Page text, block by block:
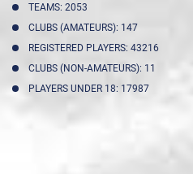
TEAMS: 2053
CLUBS (AMATEURS): 147
REGISTERED PLAYERS: 43216
CLUBS (NON-AMATEURS): 11
PLAYERS UNDER 18: 17987